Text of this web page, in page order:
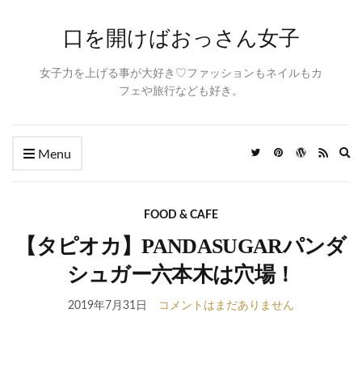
口を開けばおっさん女子
女子力を上げる事が大好き♡ファッションもネイルもカ
フェや旅行なども好き。
Menu
FOOD & CAFE
【タピオカ】PANDASUGARパンダ
シュガー六本木は穴場！
2019年7月31日 コメントはまだありません